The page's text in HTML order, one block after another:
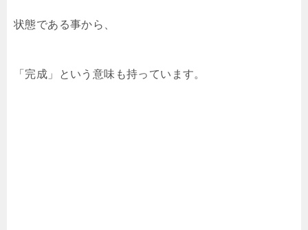
状態である事から、
「完成」という意味も持っています。